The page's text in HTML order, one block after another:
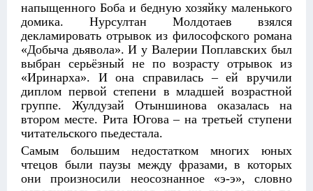
напыщенного Боба и бедную хозяйку маленького
домика. Нурсултан Молдотаев взялся
декламировать отрывок из философского романа
«Добыча дьявола». И у Валерии Поплавских был
выбран серьёзный не по возрасту отрывок из
«Иринарха». И она справилась – ей вручили
диплом первой степени в младшей возрастной
группе. Жулдузай Отыншинова оказалась на
втором месте. Рита Югова – на третьей ступени
читательского пьедестала.
Самым большим недостатком многих юных
чтецов были паузы между фразами, в которых
они произносили неосознанное «э-э», словно